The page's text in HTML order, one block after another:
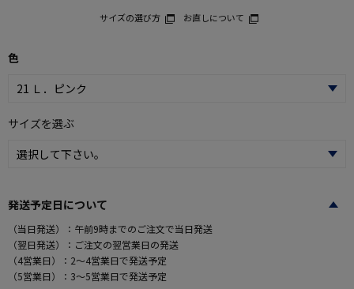
サイズの選び方 お直しについて
色
サイズを選ぶ
発送予定日について
（当日発送）：午前9時までのご注文で当日発送
（翌日発送）：ご注文の翌営業日の発送
（4営業日）：2～4営業日で発送予定
（5営業日）：3～5営業日で発送予定